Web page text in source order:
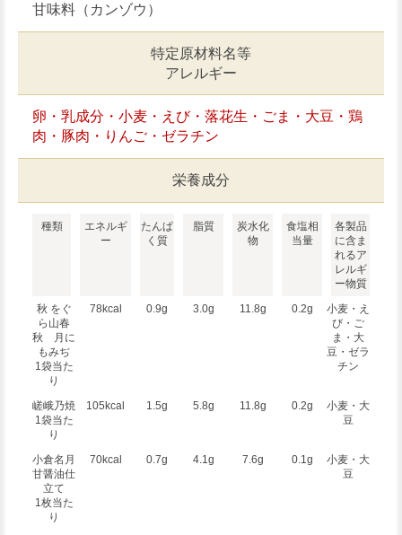
甘味料（カンゾウ）
特定原材料名等
アレルギー
卵・乳成分・小麦・えび・落花生・ごま・大豆・鶏
肉・豚肉・りんご・ゼラチン
栄養成分
種類
エネルギ
ー
たんぱ
く質
脂質
炭水化
物
食塩相
当量
各製品
に含ま
れるア
レルギ
ー物質
秋 をぐ
ら山春
秋 月に
もみぢ
1袋当た
り
78kcal 0.9g 3.0g 11.8g 0.2g
小麦・え
び・ご
ま・大
豆・ゼラ
チン
嵯峨乃焼
1袋当た
り
105kcal 1.5g 5.8g 11.8g 0.2g
小麦・大
豆
小倉名月
甘醤油仕
立て
1枚当た
り
70kcal 0.7g 4.1g 7.6g 0.1g
小麦・大
豆